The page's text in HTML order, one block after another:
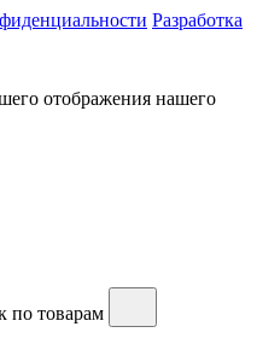
Разработка
отображения нашего
по товарам